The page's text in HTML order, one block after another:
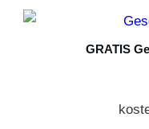
GRATIS